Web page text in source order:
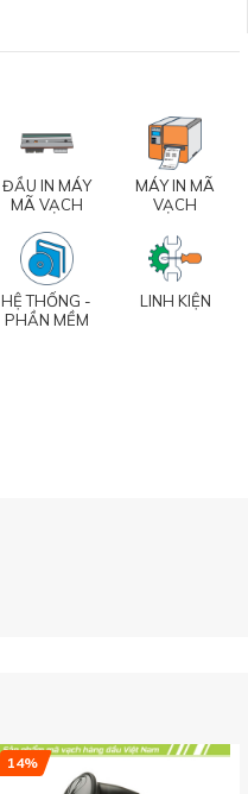
ĐẦU IN MÁY
MÃ VẠCH
MÁY IN MÃ
VẠCH
HỆ THỐNG -
PHẦN MỀM
LINH KIỆN
14%